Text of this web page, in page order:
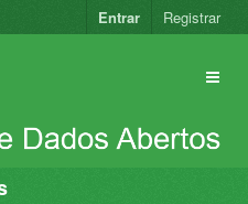
Entrar Registrar